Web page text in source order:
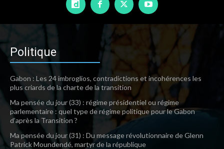
Politique
Gabon : Les 24 imbroglios, contradictions et incohérences les
plus criards de la charte de la transition
Ma pensée du jour (33) : régime présidentiel ou régime
parlementaire : quel type de régime politique pour le Gabon
d’après la Transition ?
Ma pensée du jour (31) : Du message révolutionnaire de Glenn
Patrick Moundendé, martyr de la république